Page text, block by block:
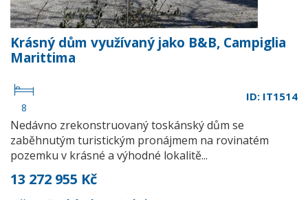
Krásný dům využívaný jako B&B, Campiglia
Marittima
8
ID: IT1514
Nedávno zrekonstruovaný toskánský dům se
zaběhnutým turistickým pronájmem na rovinatém
pozemku v krásné a výhodné lokalitě...
13 272 955 Kč